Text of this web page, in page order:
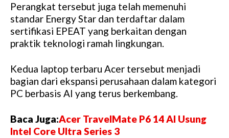
Perangkat tersebut juga telah memenuhi
standar Energy Star dan terdaftar dalam
sertifikasi EPEAT yang berkaitan dengan
praktik teknologi ramah lingkungan.
Kedua laptop terbaru Acer tersebut menjadi
bagian dari ekspansi perusahaan dalam kategori
PC berbasis AI yang terus berkembang.
Baca Juga:Acer TravelMate P6 14 AI Usung
Intel Core Ultra Series 3